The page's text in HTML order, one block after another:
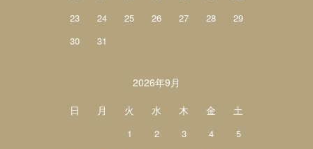
23
24 25 26 27 28
29
30
31
2026年9月
日
月 火 水 木 金 土
1 2 3 4
5